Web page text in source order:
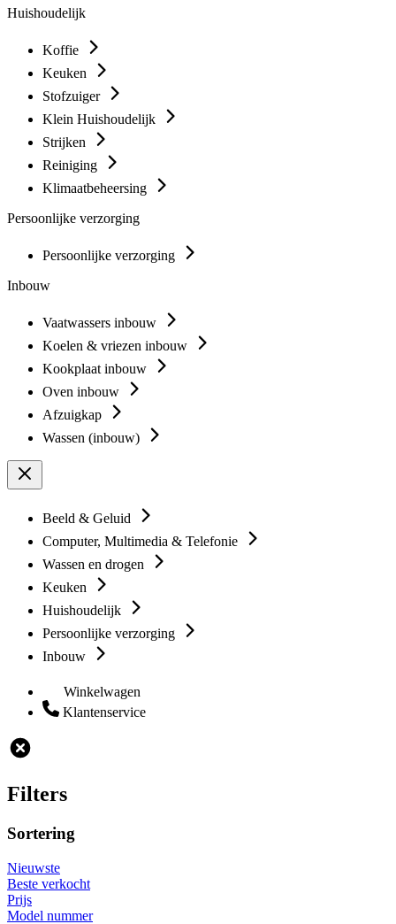
Huishoudelijk
Koffie
Keuken
Stofzuiger
Klein Huishoudelijk
Strijken
Reiniging
Klimaatbeheersing
Persoonlijke verzorging
Persoonlijke verzorging
Inbouw
Vaatwassers inbouw
Koelen & vriezen inbouw
Kookplaat inbouw
Oven inbouw
Afzuigkap
Wassen (inbouw)
Beeld & Geluid
Computer, Multimedia & Telefonie
Wassen en drogen
Keuken
Huishoudelijk
Persoonlijke verzorging
Inbouw
Winkelwagen
Klantenservice
Filters
Sortering
Nieuwste
Beste verkocht
Prijs
Model nummer